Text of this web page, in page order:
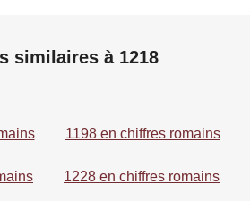
similaires à 1218
1198 en chiffres romains
1228 en chiffres romains